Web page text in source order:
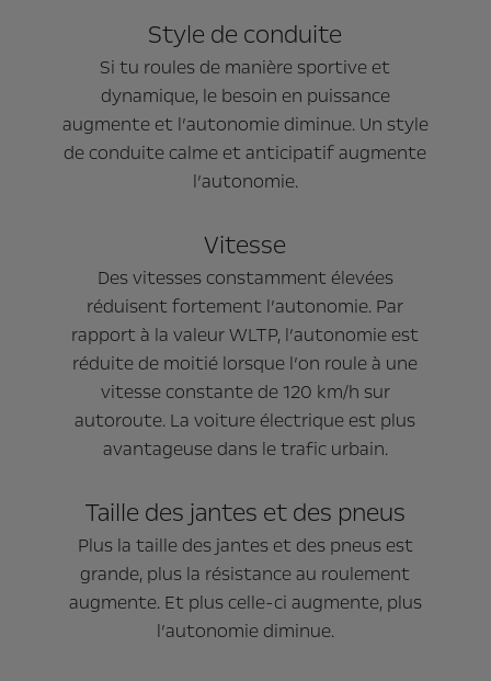
Style de conduite
Si tu roules de manière sportive et
dynamique, le besoin en puissance
augmente et l’autonomie diminue. Un style
de conduite calme et anticipatif augmente
l’autonomie.
Vitesse
Des vitesses constamment élevées
réduisent fortement l’autonomie. Par
rapport à la valeur WLTP, l’autonomie est
réduite de moitié lorsque l’on roule à une
vitesse constante de 120 km/h sur
autoroute. La voiture électrique est plus
avantageuse dans le trafic urbain.
Taille des jantes et des pneus
Plus la taille des jantes et des pneus est
grande, plus la résistance au roulement
augmente. Et plus celle-ci augmente, plus
l’autonomie diminue.